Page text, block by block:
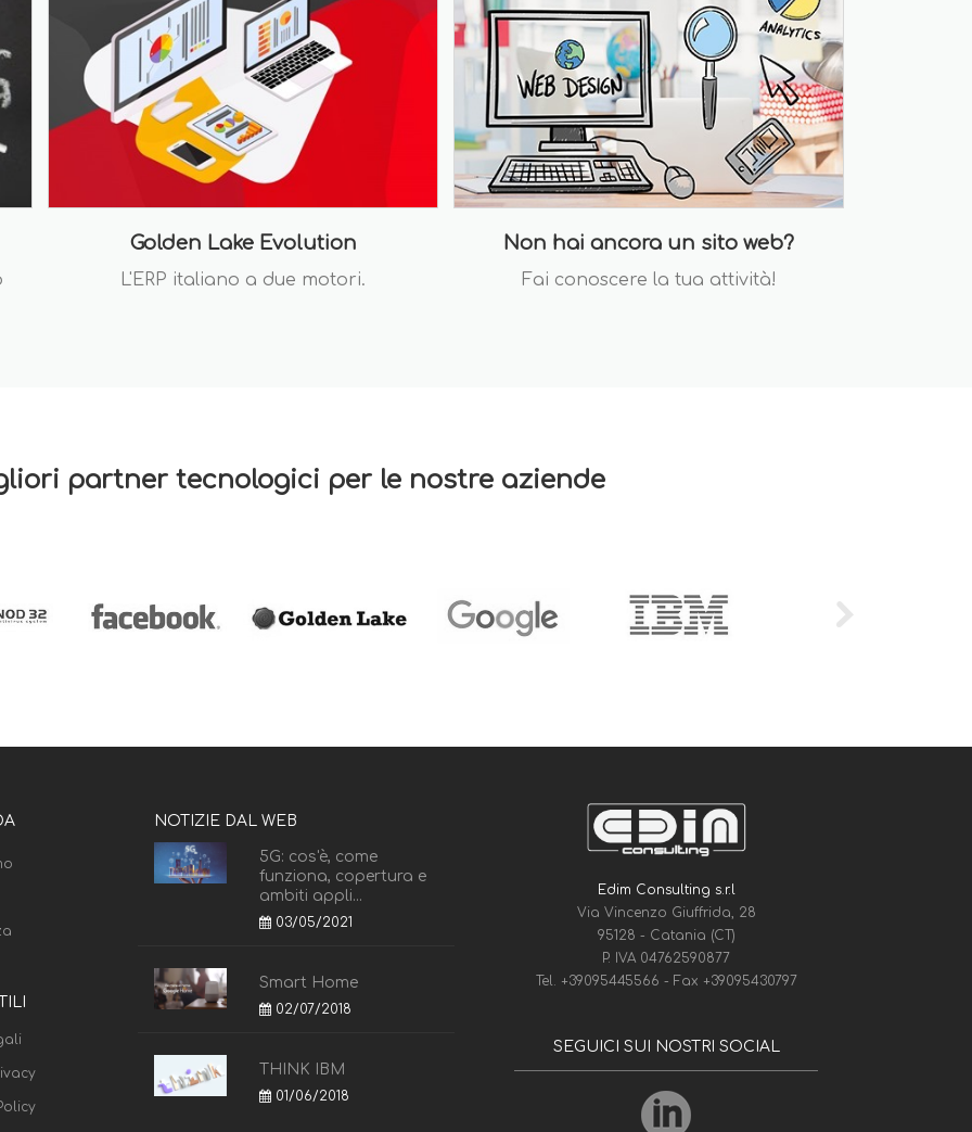
Golden Lake Evolution
L'ERP italiano a due motori.
Non hai ancora un sito web?
Fai conoscere la tua attività!
partner tecnologici per le nostre aziende
NOTIZIE DAL WEB
5G: cos'è, come
funziona, copertura e
ambiti appli...
03/05/2021
Smart Home
02/07/2018
THINK IBM
01/06/2018
Edim Consulting s.r.l
Via Vincenzo Giuffrida, 28
95128 - Catania (CT)
P. IVA 04762590877
Tel. +39095445566 - Fax +39095430797
SEGUICI SUI NOSTRI SOCIAL